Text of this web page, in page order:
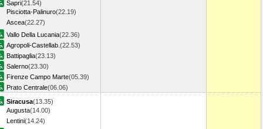
Sapri(21.54)
Pisciotta-Palinuro(22.19)
Ascea(22.27)
Vallo Della Lucania(22.36)
Agropoli-Castellab. (22.53)
Battipaglia(23.13)
Salerno(23.30)
Firenze Campo Marte(05.39)
Prato Centrale(06.06)
Siracusa(13.35)
Augusta(14.00)
Lentini(14.24)